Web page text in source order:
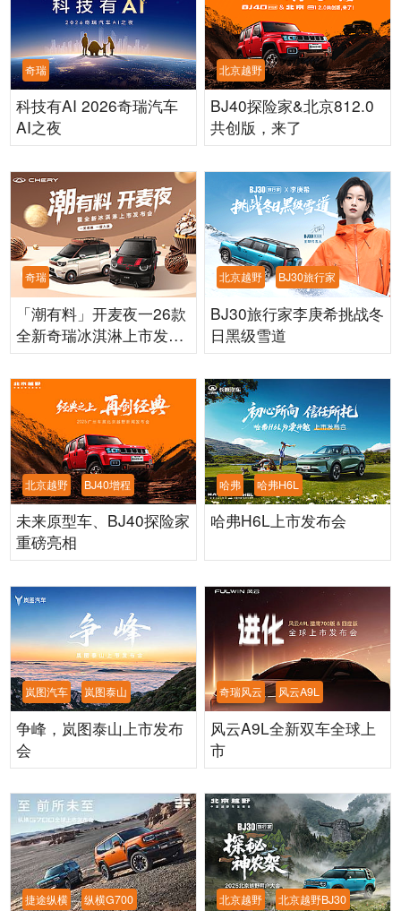
奇瑞
科技有AI 2026奇瑞汽车
AI之夜
北京越野
BJ40探险家&北京812.0
共创版，来了
奇瑞
「潮有料」开麦夜一26款
全新奇瑞冰淇淋上市发布
会
北京越野 BJ30旅行家
BJ30旅行家李庚希挑战冬
日黑级雪道
北京越野 BJ40增程
未来原型车、BJ40探险家
重磅亮相
哈弗 哈弗H6L
哈弗H6L上市发布会
岚图汽车 岚图泰山
争峰，岚图泰山上市发布
会
奇瑞风云 风云A9L
风云A9L全新双车全球上
市
捷途纵横 纵横G700 北京越野 北京越野BJ30